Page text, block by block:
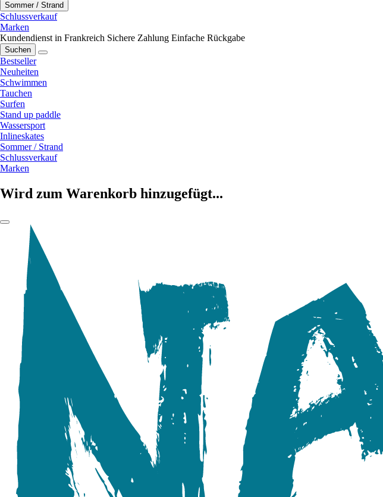
Sommer / Strand
Schlussverkauf
Marken
Kundendienst in Frankreich Sichere Zahlung Einfache Rückgabe
Suchen
Bestseller
Neuheiten
Schwimmen
Tauchen
Surfen
Stand up paddle
Wassersport
Inlineskates
Sommer / Strand
Schlussverkauf
Marken
Wird zum Warenkorb hinzugefügt...